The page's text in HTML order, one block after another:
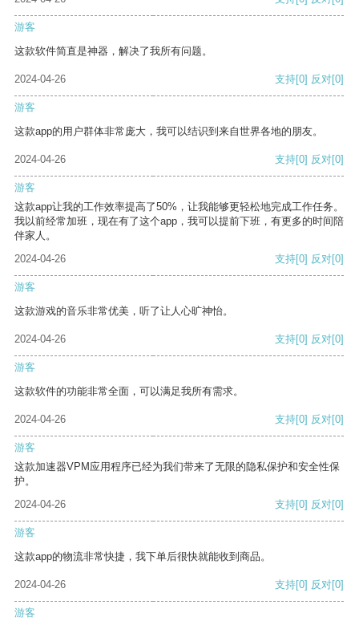
游客
这款软件简直是神器，解决了我所有问题。
2024-04-26 支持[0] 反对[0]
游客
这款app的用户群体非常庞大，我可以结识到来自世界各地的朋友。
2024-04-26 支持[0] 反对[0]
游客
这款app让我的工作效率提高了50%，让我能够更轻松地完成工作任务。
我以前经常加班，现在有了这个app，我可以提前下班，有更多的时间陪
伴家人。
2024-04-26
支持[0] 反对[0]
游客
这款游戏的音乐非常优美，听了让人心旷神怡。
2024-04-26 支持[0] 反对[0]
游客
这款软件的功能非常全面，可以满足我所有需求。
2024-04-26 支持[0] 反对[0]
游客
这款加速器VPM应用程序已经为我们带来了无限的隐私保护和安全性保
护。
2024-04-26
支持[0] 反对[0]
游客
这款app的物流非常快捷，我下单后很快就能收到商品。
2024-04-26 支持[0] 反对[0]
游客